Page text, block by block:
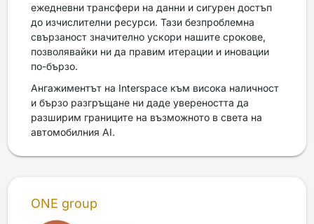
ежедневни трансфери на данни и сигурен достъп
до изчислителни ресурси. Тази безпроблемна
свързаност значително ускори нашите срокове,
позволявайки ни да правим итерации и иновации
по-бързо.
Ангажиментът на Interspace към висока наличност
и бързо разгръщане ни даде увереността да
разширим границите на възможното в света на
автомобилния AI.
ONE group